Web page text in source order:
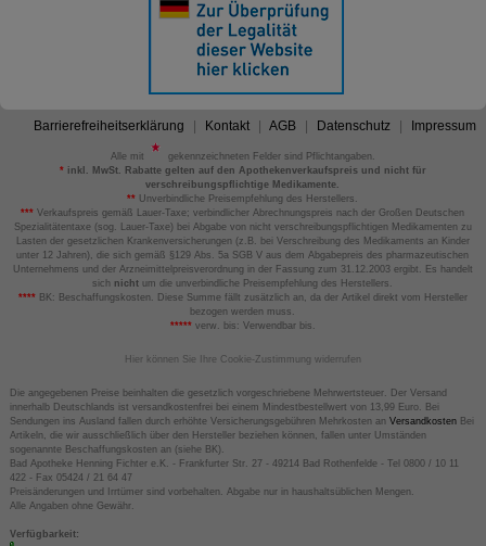
Barrierefreiheitserklärung Kontakt AGB Datenschutz Impressum
Alle mit
gekennzeichneten Felder sind Pflichtangaben.
*inkl. MwSt. Rabatte gelten auf den Apothekenverkaufspreis und nicht für
verschreibungspflichtige Medikamente.
** Unverbindliche Preisempfehlung des Herstellers.
*** Verkaufspreis gemäß Lauer-Taxe; verbindlicher Abrechnungspreis nach der Großen Deutschen
Spezialitätentaxe (sog. Lauer-Taxe) bei Abgabe von nicht verschreibungspflichtigen Medikamenten zu
Lasten der gesetzlichen Krankenversicherungen (z.B. bei Verschreibung des Medikaments an Kinder
unter 12 Jahren), die sich gemäß §129 Abs. 5a SGB V aus dem Abgabepreis des pharmazeutischen
Unternehmens und der Arzneimittelpreisverordnung in der Fassung zum 31.12.2003 ergibt. Es handelt
sich nicht um die unverbindliche Preisempfehlung des Herstellers.
****BK: Beschaffungskosten. Diese Summe fällt zusätzlich an, da der Artikel direkt vom Hersteller
bezogen werden muss.
*****verw. bis: Verwendbar bis.
Hier können Sie Ihre Cookie-Zustimmung widerrufen
Die angegebenen Preise beinhalten die gesetzlich vorgeschriebene Mehrwertsteuer. Der Versand
innerhalb Deutschlands ist versandkostenfrei bei einem Mindestbestellwert von 13,99 Euro. Bei
Sendungen ins Ausland fallen durch erhöhte Versicherungsgebühren Mehrkosten an VersandkostenBei
Artikeln, die wir ausschließlich über den Hersteller beziehen können, fallen unter Umständen
sogenannte Beschaffungskosten an (siehe BK).
Bad Apotheke Henning Fichter e.K. - Frankfurter Str. 27 - 49214 Bad Rothenfelde - Tel 0800 / 10 11
422 - Fax 05424 / 21 64 47
Preisänderungen und Irrtümer sind vorbehalten. Abgabe nur in haushaltsüblichen Mengen.
Alle Angaben ohne Gewähr.
Verfügbarkeit: